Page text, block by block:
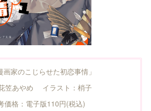
画家のこじらせた初恋事情」
笠あやめ イラスト：梢子
価格：電子版110円(税込)